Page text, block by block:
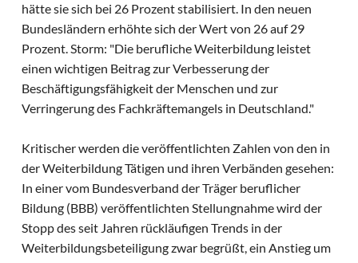
hätte sie sich bei 26 Prozent stabilisiert. In den neuen
Bundesländern erhöhte sich der Wert von 26 auf 29
Prozent. Storm: "Die berufliche Weiterbildung leistet
einen wichtigen Beitrag zur Verbesserung der
Beschäftigungsfähigkeit der Menschen und zur
Verringerung des Fachkräftemangels in Deutschland."
Kritischer werden die veröffentlichten Zahlen von den in
der Weiterbildung Tätigen und ihren Verbänden gesehen:
In einer vom Bundesverband der Träger beruflicher
Bildung (BBB) veröffentlichten Stellungnahme wird der
Stopp des seit Jahren rückläufigen Trends in der
Weiterbildungsbeteiligung zwar begrüßt, ein Anstieg um